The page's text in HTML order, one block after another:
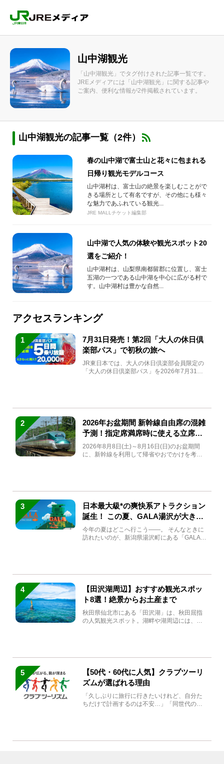
山中湖観光
「山中湖観光」でタグ付けされた記事一覧です。
JREメディアには「山中湖観光」に関する記事や
ご案内、便利な情報が2件掲載されています。
山中湖観光の記事一覧（2件）
春の山中湖で富士山と花々に包まれる
日帰り観光モデルコース
山中湖村は、富士山の絶景を楽しむことがで
きる場所として有名ですが、その他にも様々
な魅力であふれている観光...
JRE MALLチケット編集部
山中湖で人気の体験や観光スポット20
選をご紹介！
山中湖村は、山梨県南都留郡に位置し、富士
五湖の一つである山中湖を中心に広がる村で
す。山中湖村は豊かな自然...
アクセスランキング
1
7月31日発売！第2回「大人の休日倶
楽部パス」で初秋の旅へ
JR東日本では、大人の休日倶楽部会員限定の
「大人の休日倶楽部パス」を2026年7月31日
2
2026年お盆期間 新幹線自由席の混雑
予測！指定席満席時に使える立席特
急券も解説
2026年8月8日(土)～8月16日(日)のお盆期間
に、新幹線を利用して帰省やおでかけを考え
3
日本最大級*の爽快系アトラクション
誕生！ この夏、GALA湯沢が大きく
生まれ変わる
今年の夏はどこへ行こう――。 そんなときに
訪れたいのが、新潟県湯沢町にある「GALA湯
4
【田沢湖周辺】おすすめ観光スポッ
ト8選！絶景からお土産まで
秋田県仙北市にある「田沢湖」は、秋田屈指
の人気観光スポット。湖畔や湖周辺には、田
5
【50代・60代に人気】クラブツーリ
ズムが選ばれる理由
「久しぶりに旅行に行きたいけれど、自分た
ちだけで計画するのは不安…」「同世代の方